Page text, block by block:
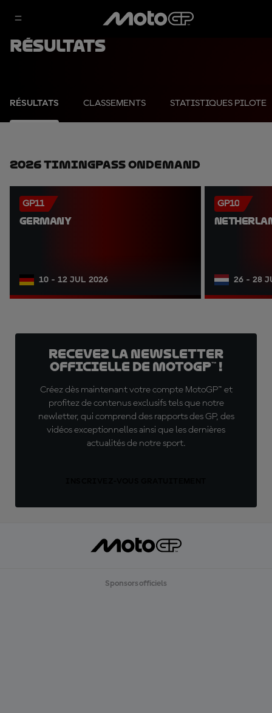
Résultats
RÉSULTATS CLASSEMENTS STATISTIQUES PILOTE
2026 TimingPass OnDemand
GP11
GERMANY
10 - 12 JUL 2026
GP10
26 - 28
Recevez la Newsletter
officielle de MotoGP™ !
Créez dès maintenant votre compte MotoGP™ et
profitez de contenus exclusifs tels que notre
newletter, qui comprend des rapports des GP, des
vidéos exceptionnelles ainsi que les dernières
actualités de notre sport.
Sponsors officiels